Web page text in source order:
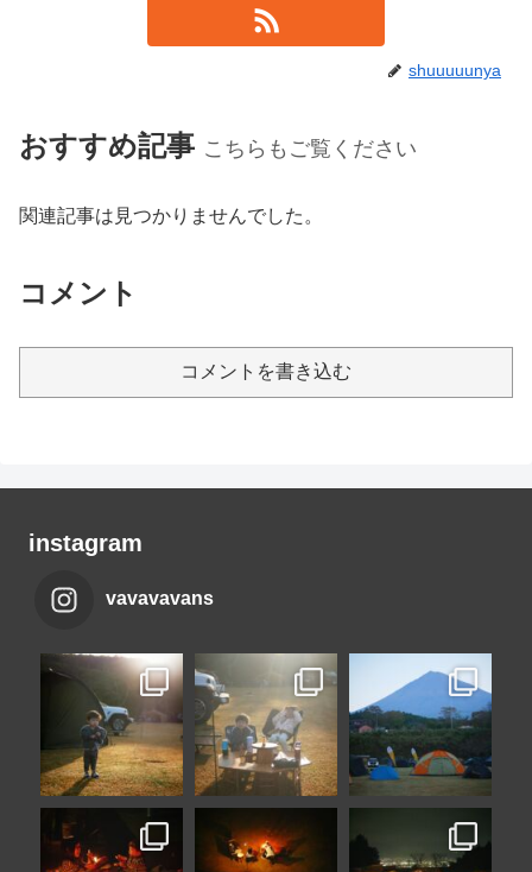
shuuuuunya
おすすめ記事 こちらもご覧ください
関連記事は見つかりませんでした。
コメント
コメントを書き込む
instagram
vavavavans